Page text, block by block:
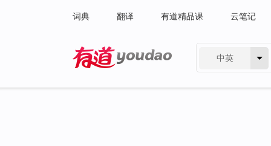
词典 翻译 有道精品课 云笔记
中英